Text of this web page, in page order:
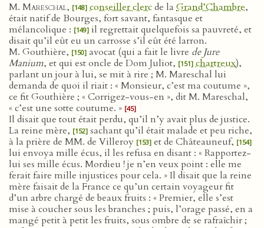
M. Mareschal, [148] conseiller clercde la Grand’Chambre,
était natif de Bourges, fort savant, fantasque et
mélancolique : [149] il regrettait quelquefois sa pauvreté, et
disait qu’il eût eu un carrosse s’il eût été larron.
M. Gouthière, [150] avocat (qui a fait le livre de Jure
Manium, et qui est oncle de Dom Juliot, [151] chartreux),
parlant un jour à lui, se mit à rire ; M. Mareschal lui
demanda de quoi il riait : « Monsieur, c’est ma coutume »,
ce fit Gouthière ; « Corrigez-vous-en », dit M. Mareschal,
« c’est une sotte coutume. » [45]
Il disait que tout était perdu, qu’il n’y avait plus de justice.
La reine mère, [152] sachant qu’il était malade et peu riche,
à la prière de MM. de Villeroy [153] et de Châteauneuf, [154]
lui envoya mille écus, il les refusa en disant : « Rapportez-
lui ses mille écus. Mordieu ! je n’en veux point : elle me
ferait faire mille injustices pour cela. » Il disait que la reine
mère faisait de la France ce qu’un certain voyageur fit
d’un arbre chargé de beaux fruits : « Premier, elle s’est
mise à coucher sous les branches ; puis, l’orage passé, en a
mangé petit à petit les fruits, sous ombre de se rafraîchir ;